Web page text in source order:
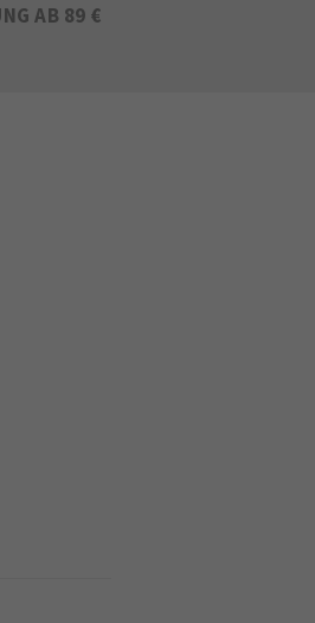
AB 89 €